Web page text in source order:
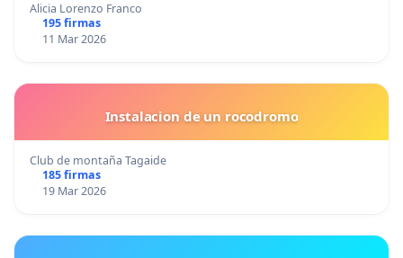
Alicia Lorenzo Franco
195 firmas
11 Mar 2026
Instalacion de un rocodromo
Club de montaña Tagaide
185 firmas
19 Mar 2026